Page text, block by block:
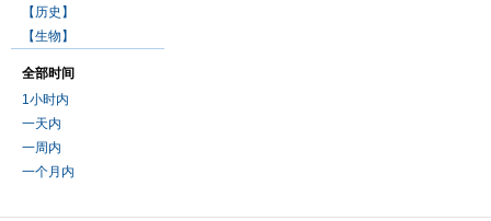
【历史】
【生物】
全部时间
1小时内
一天内
一周内
一个月内